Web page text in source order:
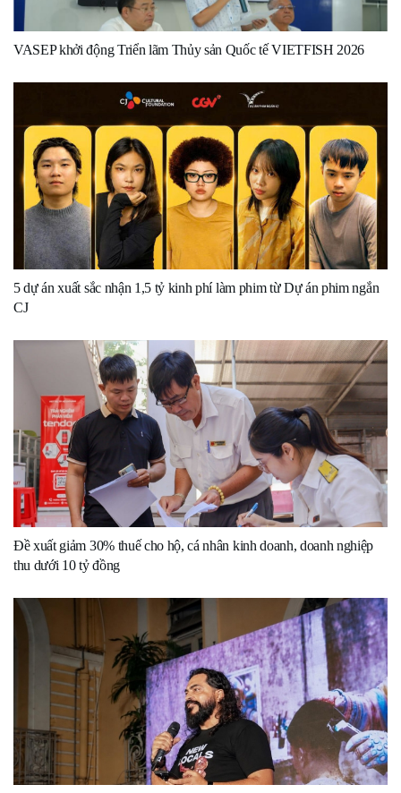
VASEP khởi động Triển lãm Thủy sản Quốc tế VIETFISH 2026
5 dự án xuất sắc nhận 1,5 tỷ kinh phí làm phim từ Dự án phim ngắn
CJ
Đề xuất giảm 30% thuế cho hộ, cá nhân kinh doanh, doanh nghiệp
thu dưới 10 tỷ đồng